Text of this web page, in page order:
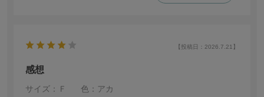
【投稿日：2026.7.21】
感想
サイズ：Ｆ
色：アカ